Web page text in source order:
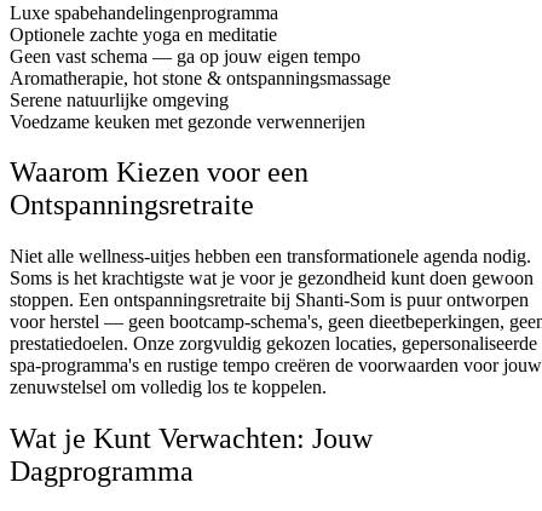
Luxe spabehandelingenprogramma
Optionele zachte yoga en meditatie
Geen vast schema — ga op jouw eigen tempo
Aromatherapie, hot stone & ontspanningsmassage
Serene natuurlijke omgeving
Voedzame keuken met gezonde verwennerijen
Waarom Kiezen voor een
Ontspanningsretraite
Niet alle wellness-uitjes hebben een transformationele agenda nodig.
Soms is het krachtigste wat je voor je gezondheid kunt doen gewoon
stoppen. Een ontspanningsretraite bij Shanti-Som is puur ontworpen
voor herstel — geen bootcamp-schema's, geen dieetbeperkingen,
prestatiedoelen. Onze zorgvuldig gekozen locaties, gepersonaliseerde
spa-programma's en rustige tempo creëren de voorwaarden voor jouw
zenuwstelsel om volledig los te koppelen.
Wat je Kunt Verwachten: Jouw
Dagprogramma